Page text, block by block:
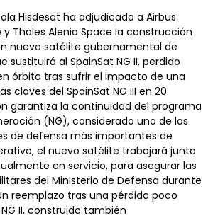
Hisdesat ha adjudicado a Airbus
Thales Alenia Space la construcción
nuevo satélite gubernamental de
sustituirá al SpainSat NG II, perdido
órbita tras sufrir el impacto de una
claves del SpainSat NG III en 20
garantiza la continuidad del programa
(NG), considerado uno de los
de defensa más importantes de
el nuevo satélite trabajará junto
en servicio, para asegurar las
del Ministerio de Defensa durante
reemplazo tras una pérdida poco
II, construido también